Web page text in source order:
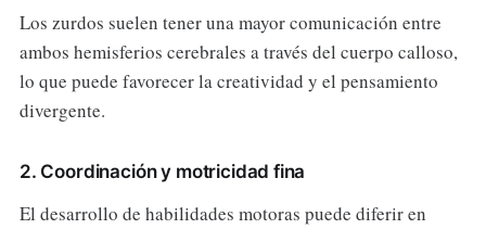
Los zurdos suelen tener una mayor comunicación entre
ambos hemisferios cerebrales a través del cuerpo calloso,
lo que puede favorecer la creatividad y el pensamiento
divergente.
2. Coordinación y motricidad fina
El desarrollo de habilidades motoras puede diferir en